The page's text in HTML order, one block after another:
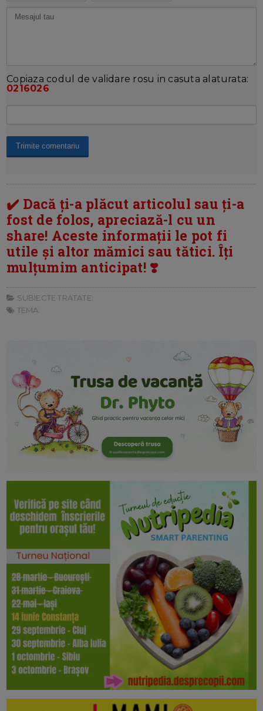
Copiaza codul de validare rosu in casuta alaturata:
0216026
✔️ Dacă ți-a plăcut articolul sau ți-a
fost de folos, apreciază-l cu un
share! Aceste informații le pot fi
utile și altor mămici sau tătici. Îți
mulțumim anticipat! ❣️
SUBIECTE TRATATE:
TEMA: